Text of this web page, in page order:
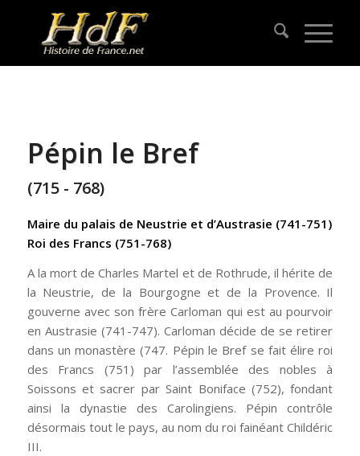
Pépin le Bref
(715 - 768)
Maire du palais de Neustrie et d’Austrasie (741-751)
Roi des Francs (751-768)
A la mort de Charles Martel et de Rothrude, il hérite de
la Neustrie, de la Bourgogne et de la Provence. Il
gouverne avec son frère Carloman qui est au pourvoir
en Austrasie (741-747). Carloman décide de se retirer
dans un monastère (747. Pépin le Bref se fait élire roi
des Francs (751) par l’assemblée des nobles à
Soissons et sacrer par Saint Boniface (752), fondant
ainsi la dynastie des Carolingiens. Pépin contrôle
désormais tout le pays, au nom du roi fainéant Childéric
III.